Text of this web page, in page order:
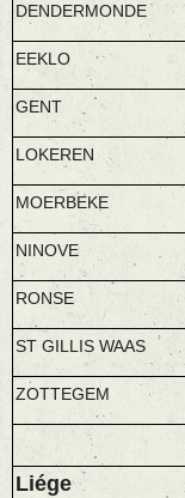
DENDERMONDE
EEKLO
GENT
LOKEREN
MOERBEKE
NINOVE
RONSE
ST GILLIS WAAS
ZOTTEGEM
Liége